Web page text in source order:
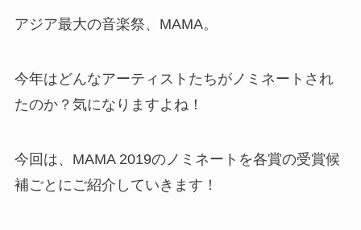
アジア最大の音楽祭、MAMA。
今年はどんなアーティストたちがノミネートされ
たのか？気になりますよね！
今回は、MAMA 2019のノミネートを各賞の受賞候
補ごとにご紹介していきます！